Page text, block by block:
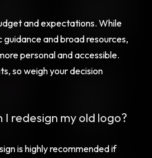
and expectations. While
and broad resources,
personal and accessible.
so weigh your decision
I redesign my old logo?
is highly recommended if